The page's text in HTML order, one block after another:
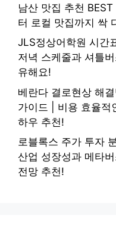
남산 맛집 추천
터 로컬 맛집까지 싹
JLS정상어학원 시간
저녁 스케줄과 셔틀
유해요!
베란다 결로현상 해
가이드 | 비용 효율적
하우 추천!
로블록스 주가 투자
산업 성장성과 메타
전망 추천!